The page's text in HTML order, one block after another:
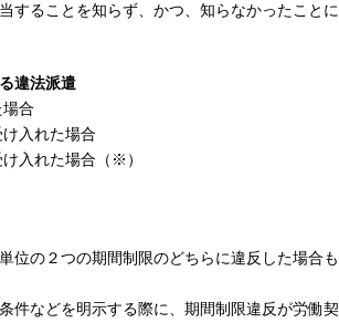
することを知らず、かつ、知らなかったこと
違法派遣
合
入れた場合
入れた場合（※）
位の２つの期間制限のどちらに違反した場合
件などを明示する際に、期間制限違反が労働